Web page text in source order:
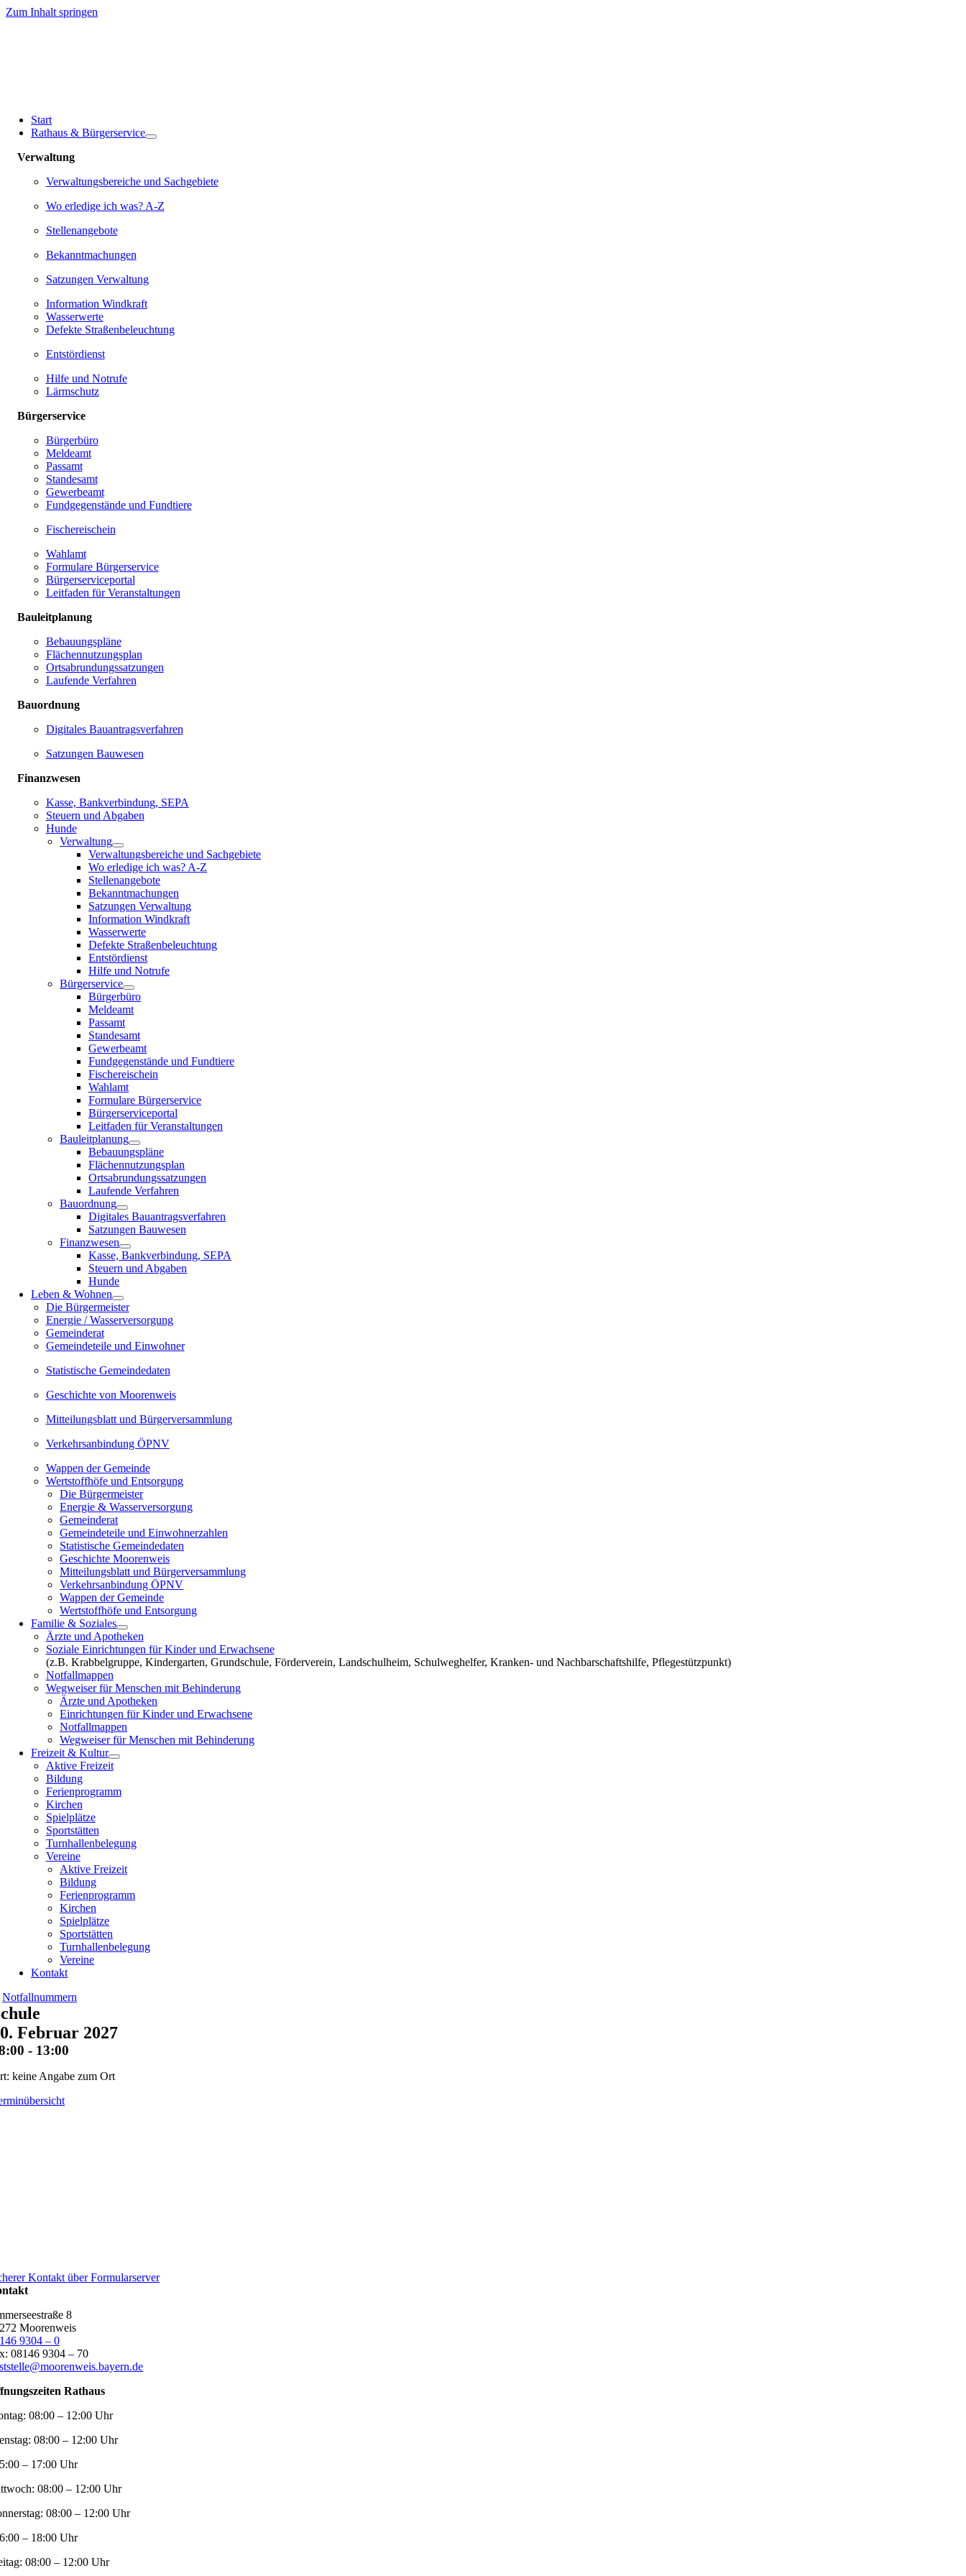
Zum Inhalt springen
Start
Rathaus & Bürgerservice
Verwaltung
Verwaltungsbereiche und Sachgebiete
Wo erledige ich was? A-Z
Stellenangebote
Bekanntmachungen
Satzungen Verwaltung
Information Windkraft
Wasserwerte
Defekte Straßenbeleuchtung
Entstördienst
Hilfe und Notrufe
Lärmschutz
Bürgerservice
Bürgerbüro
Meldeamt
Passamt
Standesamt
Gewerbeamt
Fundgegenstände und Fundtiere
Fischereischein
Wahlamt
Formulare Bürgerservice
Bürgerserviceportal
Leitfaden für Veranstaltungen
Bauleitplanung
Bebauungspläne
Flächennutzungsplan
Ortsabrundungssatzungen
Laufende Verfahren
Bauordnung
Digitales Bauantragsverfahren
Satzungen Bauwesen
Finanzwesen
Kasse, Bankverbindung, SEPA
Steuern und Abgaben
Hunde
Verwaltung
Verwaltungsbereiche und Sachgebiete
Wo erledige ich was? A-Z
Stellenangebote
Bekanntmachungen
Satzungen Verwaltung
Information Windkraft
Wasserwerte
Defekte Straßenbeleuchtung
Entstördienst
Hilfe und Notrufe
Bürgerservice
Bürgerbüro
Meldeamt
Passamt
Standesamt
Gewerbeamt
Fundgegenstände und Fundtiere
Fischereischein
Wahlamt
Formulare Bürgerservice
Bürgerserviceportal
Leitfaden für Veranstaltungen
Bauleitplanung
Bebauungspläne
Flächennutzungsplan
Ortsabrundungssatzungen
Laufende Verfahren
Bauordnung
Digitales Bauantragsverfahren
Satzungen Bauwesen
Finanzwesen
Kasse, Bankverbindung, SEPA
Steuern und Abgaben
Hunde
Leben & Wohnen
Die Bürgermeister
Energie / Wasserversorgung
Gemeinderat
Gemeindeteile und Einwohner
Statistische Gemeindedaten
Geschichte von Moorenweis
Mitteilungsblatt und Bürgerversammlung
Verkehrsanbindung ÖPNV
Wappen der Gemeinde
Wertstoffhöfe und Entsorgung
Die Bürgermeister
Energie & Wasserversorgung
Gemeinderat
Gemeindeteile und Einwohnerzahlen
Statistische Gemeindedaten
Geschichte Moorenweis
Mitteilungsblatt und Bürgerversammlung
Verkehrsanbindung ÖPNV
Wappen der Gemeinde
Wertstoffhöfe und Entsorgung
Familie & Soziales
Ärzte und Apotheken
Soziale Einrichtungen für Kinder und Erwachsene
(z.B. Krabbelgruppe, Kindergarten, Grundschule, Förderverein, Landschulheim, Schulweghelfer, Kranken- und Nachbarschaftshilfe, Pflegestützpunkt)
Notfallmappen
Wegweiser für Menschen mit Behinderung
Ärzte und Apotheken
Einrichtungen für Kinder und Erwachsene
Notfallmappen
Wegweiser für Menschen mit Behinderung
Freizeit & Kultur
Aktive Freizeit
Bildung
Ferienprogramm
Kirchen
Spielplätze
Sportstätten
Turnhallenbelegung
Vereine
Aktive Freizeit
Bildung
Ferienprogramm
Kirchen
Spielplätze
Sportstätten
Turnhallenbelegung
Vereine
Kontakt
Notfallnummern
Februar 2027
- 13:00
keine Angabe zum Ort
Kontakt über Formularserver
8
Moorenweis
9304 – 0
08146 9304 – 70
Rathaus
08:00 – 12:00 Uhr
08:00 – 12:00 Uhr
– 17:00 Uhr
08:00 – 12:00 Uhr
08:00 – 12:00 Uhr
– 18:00 Uhr
08:00 – 12:00 Uhr